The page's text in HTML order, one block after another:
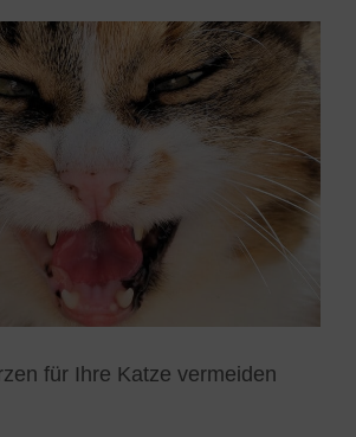
für Ihre Katze vermeiden